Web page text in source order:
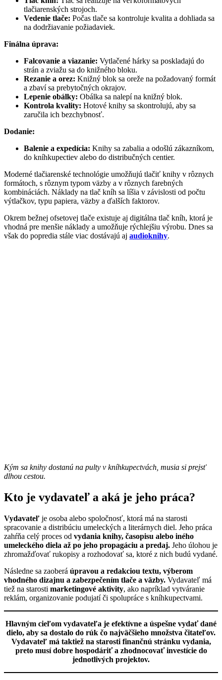
tlačiarenských strojoch.
Vedenie tlače: Počas tlače sa kontroluje kvalita a dohliada sa
na dodržiavanie požiadaviek.
Finálna úprava:
Falcovanie a viazanie: Vytlačené hárky sa poskladajú do
strán a zviažu sa do knižného bloku.
Rezanie a orez: Knižný blok sa oreže na požadovaný formát
a zbaví sa prebytočných okrajov.
Lepenie obálky: Obálka sa nalepí na knižný blok.
Kontrola kvality: Hotové knihy sa skontrolujú, aby sa
zaručila ich bezchybnosť.
Dodanie:
Balenie a expedícia: Knihy sa zabalia a odošlú zákazníkom,
do kníhkupectiev alebo do distribučných centier.
Moderné tlačiarenské technológie umožňujú tlačiť knihy v rôznych
formátoch, s rôznym typom väzby a v rôznych farebných
kombináciách. Náklady na tlač kníh sa líšia v závislosti od počtu
výtlačkov, typu papiera, väzby a ďalších faktorov.
Okrem bežnej ofsetovej tlače existuje aj digitálna tlač kníh, ktorá je
vhodná pre menšie náklady a umožňuje rýchlejšiu výrobu. Dnes sa
však do popredia stále viac dostávajú aj audioknihy.
Kým sa knihy dostanú na pulty v kníhkupectvách, musia si prejsť
dlhou cestou.
Kto je vydavateľ a aká je jeho práca?
Vydavateľ je osoba alebo spoločnosť, ktorá má na starosti
spracovanie a distribúciu umeleckých a literárnych diel. Jeho práca
zahŕňa celý proces od vydania knihy, časopisu alebo iného
umeleckého diela až po jeho propagáciu a predaj. Jeho úlohou je
zhromažďovať rukopisy a rozhodovať sa, ktoré z nich budú vydané.
Následne sa zaoberá úpravou a redakciou textu, výberom
vhodného dizajnu a zabezpečením tlače a väzby. Vydavateľ má
tiež na starosti marketingové aktivity, ako napríklad vytváranie
reklám, organizovanie podujatí či spolupráce s kníhkupectvami.
Hlavným cieľom vydavateľa je efektívne a úspešne vydať dané
dielo, aby sa dostalo do rúk čo najväčšieho množstva čitateľov.
Vydavateľ má taktiež na starosti finančnú stránku vydania,
preto musí dobre hospodáriť a zhodnocovať investície do
jednotlivých projektov.